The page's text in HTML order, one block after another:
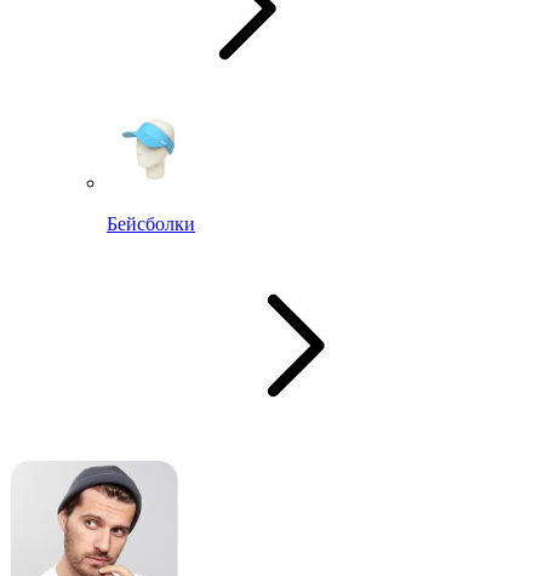
Бейсболки